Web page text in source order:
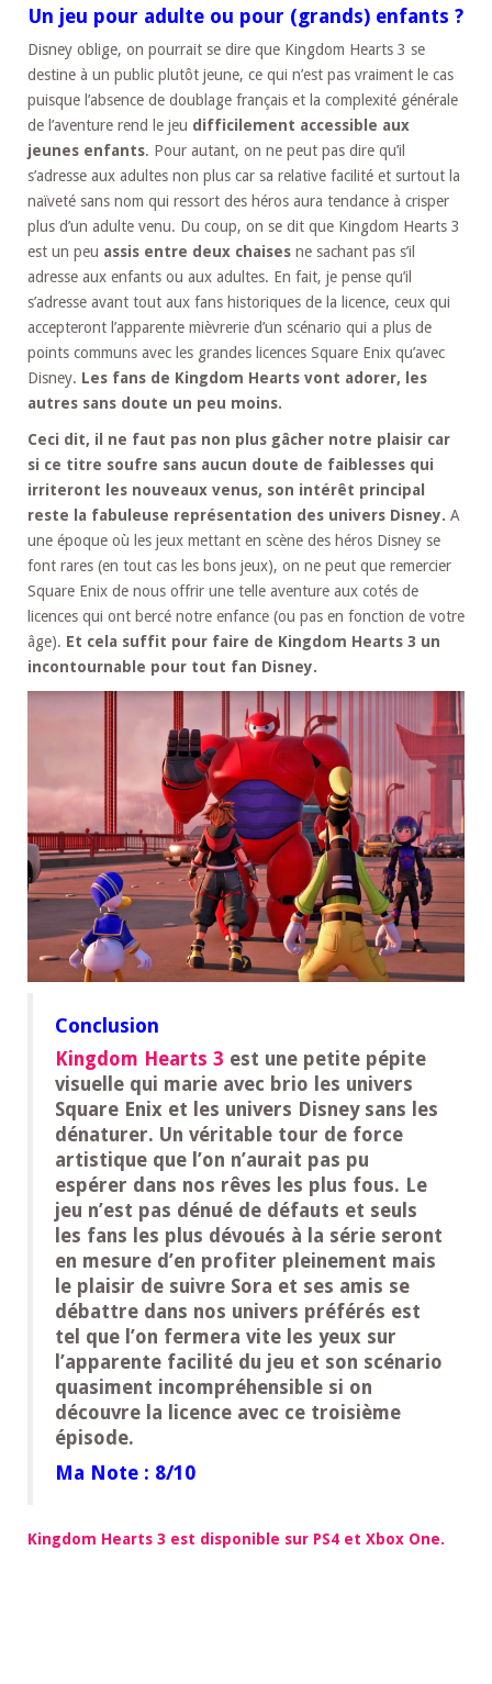
Un jeu pour adulte ou pour (grands) enfants ?
Disney oblige, on pourrait se dire que Kingdom Hearts 3 se
destine à un public plutôt jeune, ce qui n’est pas vraiment le cas
puisque l’absence de doublage français et la complexité générale
de l’aventure rend le jeu difficilement accessible aux
jeunes enfants. Pour autant, on ne peut pas dire qu’il
s’adresse aux adultes non plus car sa relative facilité et surtout la
naïveté sans nom qui ressort des héros aura tendance à crisper
plus d’un adulte venu. Du coup, on se dit que Kingdom Hearts 3
est un peu assis entre deux chaises ne sachant pas s’il
adresse aux enfants ou aux adultes. En fait, je pense qu’il
s’adresse avant tout aux fans historiques de la licence, ceux qui
accepteront l’apparente mièvrerie d’un scénario qui a plus de
points communs avec les grandes licences Square Enix qu’avec
Disney. Les fans de Kingdom Hearts vont adorer, les
autres sans doute un peu moins.
Ceci dit, il ne faut pas non plus gâcher notre plaisir car
si ce titre soufre sans aucun doute de faiblesses qui
irriteront les nouveaux venus, son intérêt principal
reste la fabuleuse représentation des univers Disney. A
une époque où les jeux mettant en scène des héros Disney se
font rares (en tout cas les bons jeux), on ne peut que remercier
Square Enix de nous offrir une telle aventure aux cotés de
licences qui ont bercé notre enfance (ou pas en fonction de votre
âge). Et cela suffit pour faire de Kingdom Hearts 3 un
incontournable pour tout fan Disney.
Conclusion
Kingdom Hearts 3 est une petite pépite
visuelle qui marie avec brio les univers
Square Enix et les univers Disney sans les
dénaturer. Un véritable tour de force
artistique que l’on n’aurait pas pu
espérer dans nos rêves les plus fous. Le
jeu n’est pas dénué de défauts et seuls
les fans les plus dévoués à la série seront
en mesure d’en profiter pleinement mais
le plaisir de suivre Sora et ses amis se
débattre dans nos univers préférés est
tel que l’on fermera vite les yeux sur
l’apparente facilité du jeu et son scénario
quasiment incompréhensible si on
découvre la licence avec ce troisième
épisode.
Ma Note : 8/10
Kingdom Hearts 3 est disponible sur PS4 et Xbox One.